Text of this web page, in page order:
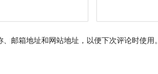
邮箱地址和网站地址，以便下次评论时使用。